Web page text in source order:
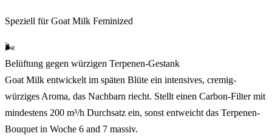
Speziell für Goat Milk Feminized
🌬️
Belüftung gegen würzigen Terpenen-Gestank
Goat Milk entwickelt im späten Blüte ein intensives, cremig-
würziges Aroma, das Nachbarn riecht. Stellt einen Carbon-Filter mit
mindestens 200 m³/h Durchsatz ein, sonst entweicht das Terpenen-
Bouquet in Woche 6 and 7 massiv.